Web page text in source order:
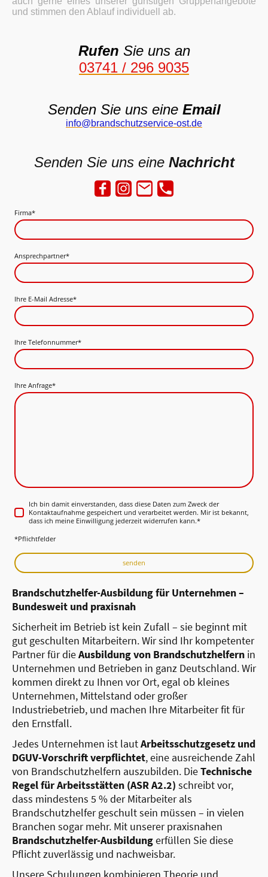
und stimmen den Ablauf individuell ab.
Rufen Sie uns an
03741 / 296 9035
Senden Sie uns eine Email
info@brandschutzservice-ost.de
Senden Sie uns eine Nachricht
Firma*
Ansprechpartner*
Ihre E-Mail Adresse*
Ihre Telefonnummer*
Ihre Anfrage*
Ich bin damit einverstanden, dass diese Daten zum Zweck der
Kontaktaufnahme gespeichert und verarbeitet werden. Mir ist bekannt,
dass ich meine Einwilligung jederzeit widerrufen kann.*
*Pflichtfelder
senden
Brandschutzhelfer-Ausbildung für Unternehmen –
Bundesweit und praxisnah
Sicherheit im Betrieb ist kein Zufall – sie beginnt mit
gut geschulten Mitarbeitern. Wir sind Ihr kompetenter
Partner für dieAusbildung von Brandschutzhelfern in
Unternehmen und Betrieben in ganz Deutschland. Wir
kommen direkt zu Ihnen vor Ort, egal ob kleines
Unternehmen, Mittelstand oder großer
Industriebetrieb, und machen Ihre Mitarbeiter fit für
den Ernstfall.
Jedes Unternehmen ist lautArbeitsschutzgesetz und
DGUV-Vorschrift verpflichtet, eine ausreichende Zahl
von Brandschutzhelfern auszubilden. DieTechnische
Regel für Arbeitsstätten (ASR A2.2) schreibt vor,
dass mindestens 5 % der Mitarbeiter als
Brandschutzhelfer geschult sein müssen – in vielen
Branchen sogar mehr. Mit unserer praxisnahen
Brandschutzhelfer-Ausbildungerfüllen Sie diese
Pflicht zuverlässig und nachweisbar.
Unsere Schulungen kombinieren Theorie und